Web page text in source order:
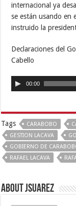
internacional ya
se están usando en
instruido la
Declaraciones del
Cabello
00:00
Tags CARABOBO
GESTION LACAVA
GOBIERNO DE
RAFAEL LACAVA
About Jsuarez